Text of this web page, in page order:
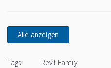
Tags: Revit Family